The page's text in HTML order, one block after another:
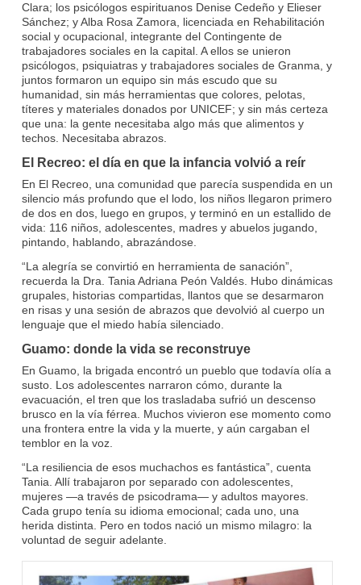
Clara; los psicólogos espirituanos Denise Cedeño y Elieser
Sánchez; y Alba Rosa Zamora, licenciada en Rehabilitación
social y ocupacional, integrante del Contingente de
trabajadores sociales en la capital. A ellos se unieron
psicólogos, psiquiatras y trabajadores sociales de Granma, y
juntos formaron un equipo sin más escudo que su
humanidad, sin más herramientas que colores, pelotas,
títeres y materiales donados por UNICEF; y sin más certeza
que una: la gente necesitaba algo más que alimentos y
techos. Necesitaba abrazos.
El Recreo: el día en que la infancia volvió a reír
En El Recreo, una comunidad que parecía suspendida en un
silencio más profundo que el lodo, los niños llegaron primero
de dos en dos, luego en grupos, y terminó en un estallido de
vida: 116 niños, adolescentes, madres y abuelos jugando,
pintando, hablando, abrazándose.
“La alegría se convirtió en herramienta de sanación”,
recuerda la Dra. Tania Adriana Peón Valdés. Hubo dinámicas
grupales, historias compartidas, llantos que se desarmaron
en risas y una sesión de abrazos que devolvió al cuerpo un
lenguaje que el miedo había silenciado.
Guamo: donde la vida se reconstruye
En Guamo, la brigada encontró un pueblo que todavía olía a
susto. Los adolescentes narraron cómo, durante la
evacuación, el tren que los trasladaba sufrió un descenso
brusco en la vía férrea. Muchos vivieron ese momento como
una frontera entre la vida y la muerte, y aún cargaban el
temblor en la voz.
“La resiliencia de esos muchachos es fantástica”, cuenta
Tania. Allí trabajaron por separado con adolescentes,
mujeres —a través de psicodrama— y adultos mayores.
Cada grupo tenía su idioma emocional; cada uno, una
herida distinta. Pero en todos nació un mismo milagro: la
voluntad de seguir adelante.